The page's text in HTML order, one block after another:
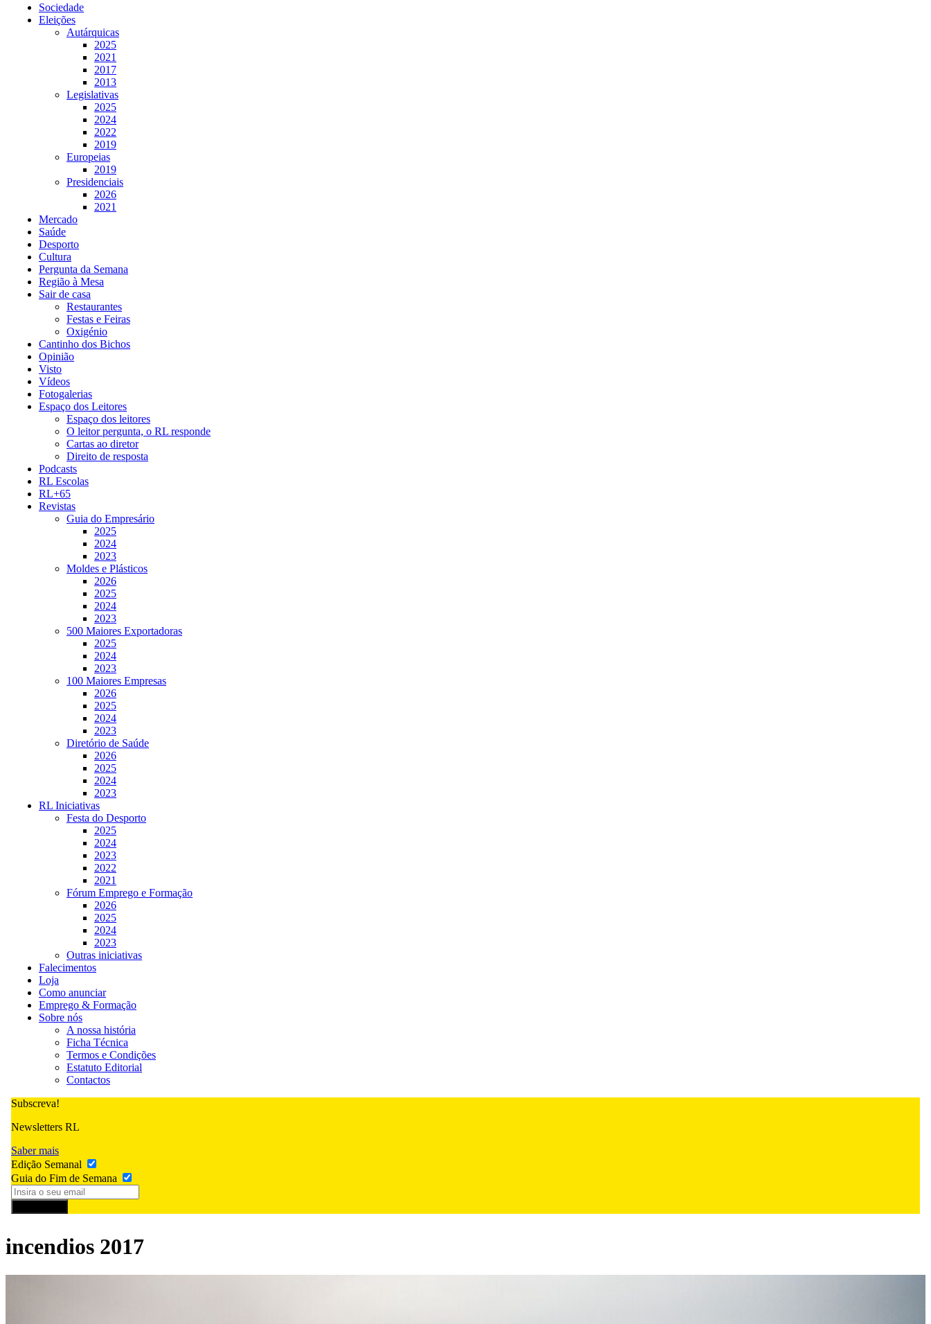
Sociedade
Eleições
Autárquicas
2025
2021
2017
2013
Legislativas
2025
2024
2022
2019
Europeias
2019
Presidenciais
2026
2021
Mercado
Saúde
Desporto
Cultura
Pergunta da Semana
Região à Mesa
Sair de casa
Restaurantes
Festas e Feiras
Oxigénio
Cantinho dos Bichos
Opinião
Visto
Vídeos
Fotogalerias
Espaço dos Leitores
Espaço dos leitores
O leitor pergunta, o RL responde
Cartas ao diretor
Direito de resposta
Podcasts
RL Escolas
RL+65
Revistas
Guia do Empresário
2025
2024
2023
Moldes e Plásticos
2026
2025
2024
2023
500 Maiores Exportadoras
2025
2024
2023
100 Maiores Empresas
2026
2025
2024
2023
Diretório de Saúde
2026
2025
2024
2023
RL Iniciativas
Festa do Desporto
2025
2024
2023
2022
2021
Fórum Emprego e Formação
2026
2025
2024
2023
Outras iniciativas
Falecimentos
Loja
Como anunciar
Emprego & Formação
Sobre nós
A nossa história
Ficha Técnica
Termos e Condições
Estatuto Editorial
Contactos
Subscreva!
Newsletters RL
Saber mais
Edição Semanal
Guia do Fim de Semana
incendios 2017